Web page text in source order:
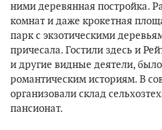
ними деревянная постройка.
комнат и даже крокетная
парк с экзотическими
причесала. Гостили здесь и
и другие видные деятели,
романтическим историям. В
организовали склад
пансионат.